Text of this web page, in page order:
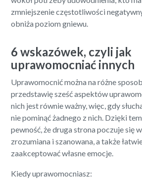
zmniejszenie częstotliwości
obniża poziom gniewu.
6 wskazówek, czyli jak
uprawomocniać innych
Uprawomocnić można na różne
przedstawię sześć aspektów
nich jest równie ważny, więc, gdy
nie pominąć żadnego z nich. Dzięki
pewność, że druga strona poczuje się
zrozumiana i szanowana, a także
zaakceptować własne emocje.
Kiedy uprawomocniasz: